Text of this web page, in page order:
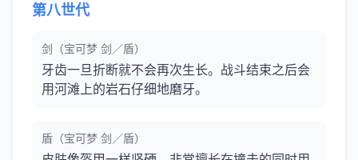
第八世代
剑（宝可梦 剑／盾）
牙齿一旦折断就不会再次生长。战斗结束之后会
用河滩上的岩石仔细地磨牙。
盾（宝可梦 剑／盾）